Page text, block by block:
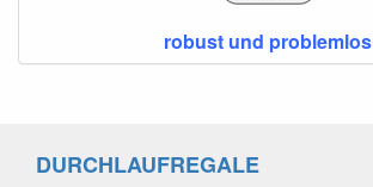
robust und problemlos
DURCHLAUFREGALE